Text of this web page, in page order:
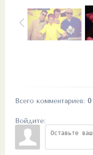
Всего комментариев: 0
Войдите: